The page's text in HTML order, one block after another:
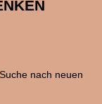
nach neuen